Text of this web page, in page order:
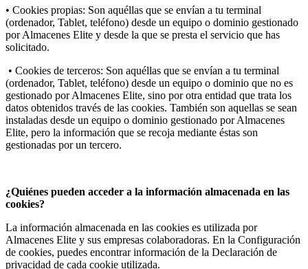
• Cookies propias: Son aquéllas que se envían a tu terminal
(ordenador, Tablet, teléfono) desde un equipo o dominio gestionado
por Almacenes Elite y desde la que se presta el servicio que has
solicitado.
• Cookies de terceros: Son aquéllas que se envían a tu terminal
(ordenador, Tablet, teléfono) desde un equipo o dominio que no es
gestionado por Almacenes Elite, sino por otra entidad que trata los
datos obtenidos través de las cookies. También son aquellas se sean
instaladas desde un equipo o dominio gestionado por Almacenes
Elite, pero la información que se recoja mediante éstas son
gestionadas por un tercero.
¿Quiénes pueden acceder a la información almacenada en las
cookies?
La información almacenada en las cookies es utilizada por
Almacenes Elite y sus empresas colaboradoras. En la Configuración
de cookies, puedes encontrar información de la Declaración de
privacidad de cada cookie utilizada.